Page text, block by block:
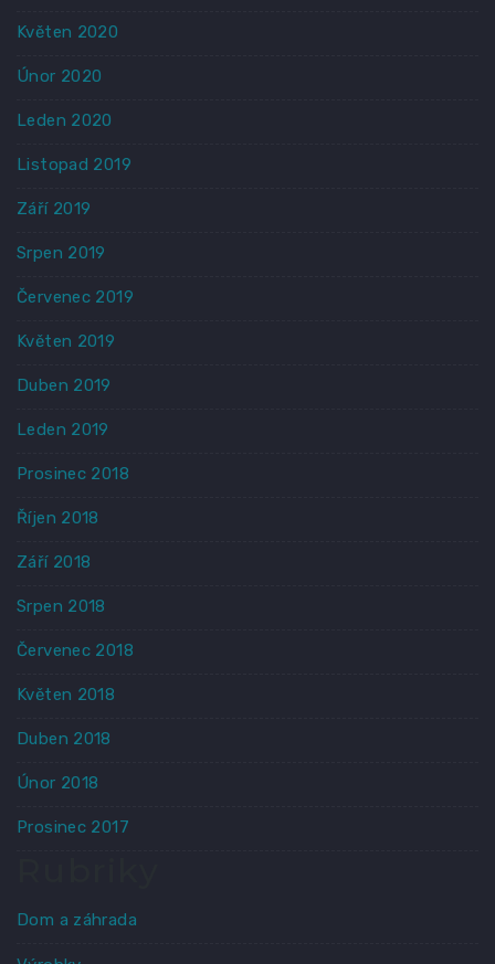
Květen 2020
Únor 2020
Leden 2020
Listopad 2019
Září 2019
Srpen 2019
Červenec 2019
Květen 2019
Duben 2019
Leden 2019
Prosinec 2018
Říjen 2018
Září 2018
Srpen 2018
Červenec 2018
Květen 2018
Duben 2018
Únor 2018
Prosinec 2017
Dom a záhrada